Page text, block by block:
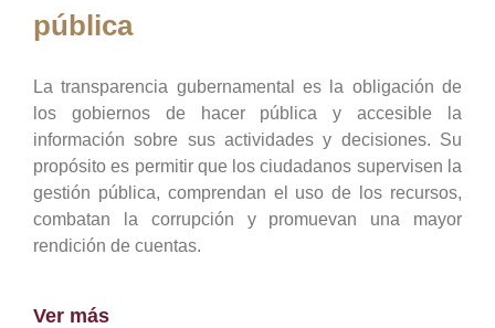
pública
La transparencia gubernamental es la obligación de
los gobiernos de hacer pública y accesible la
información sobre sus actividades y decisiones. Su
propósito es permitir que los ciudadanos supervisen la
gestión pública, comprendan el uso de los recursos,
combatan la corrupción y promuevan una mayor
rendición de cuentas.
Ver más